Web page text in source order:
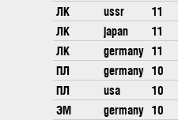
ЛК
ussr 11
ЛК
japan 11
ЛК
germany 11
ПЛ
germany 10
ПЛ
usa 10
ЭМ
germany 10